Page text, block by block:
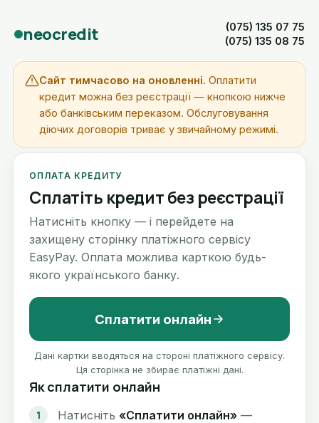
neocredit
(075) 135 07 75
(075) 135 08 75
Сайт тимчасово на оновленні. Оплатити
кредит можна без реєстрації — кнопкою нижче
або банківським переказом. Обслуговування
діючих договорів триває у звичайному режимі.
ОПЛАТА КРЕДИТУ
Сплатіть кредит без реєстрації
Натисніть кнопку — і перейдете на
захищену сторінку платіжного сервісу
EasyPay. Оплата можлива карткою будь-
якого українського банку.
Сплатити онлайн
Дані картки вводяться на стороні платіжного сервісу.
Ця сторінка не збирає платіжні дані.
Як сплатити онлайн
Натисніть «Сплатити онлайн» —